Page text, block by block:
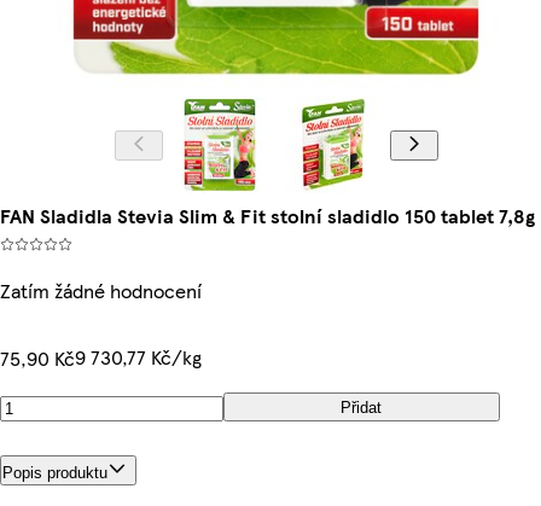
FAN Sladidla Stevia Slim & Fit stolní sladidlo 150 tablet 7,8g
Zatím žádné hodnocení
75,90 Kč9 730,77 Kč/kg
Přidat
Popis produktu